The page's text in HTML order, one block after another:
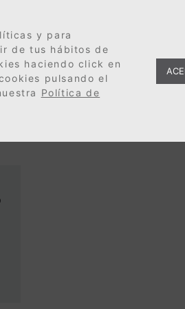
y para
de tus hábitos de
haciendo click en
pulsando el
Política de